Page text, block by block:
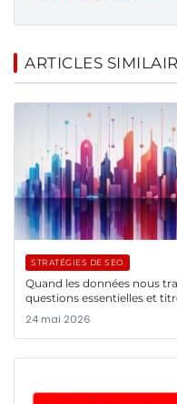
ARTICLES
STRATÉGIES DE SEO
Quand les données nous
questions essentielles et
24 mai 2026